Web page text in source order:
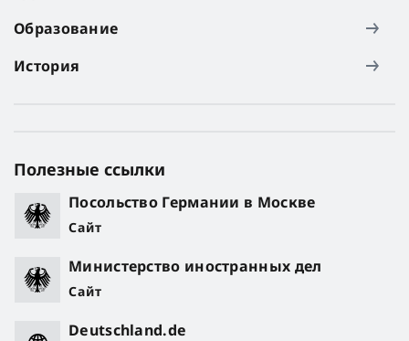
Образование
История
Полезные ссылки
Посольство Германии в Москве
Сайт
Министерство иностранных дел
Сайт
Deutschland.de